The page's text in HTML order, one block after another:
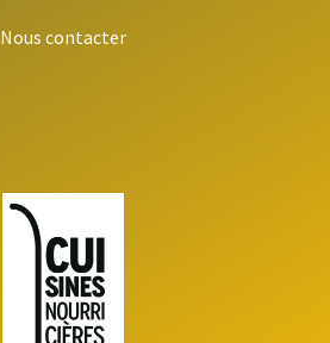
Nous contacter